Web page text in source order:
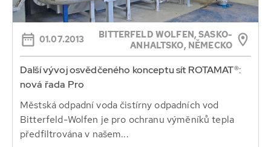
01.07.2013
BITTERFELD WOLFEN, SASKO-
ANHALTSKO, NĚMECKO
Další vývoj osvědčeného konceptu sít ROTAMAT®:
nová řada Pro
Městská odpadní voda čistírny odpadních vod
Bitterfeld-Wolfen je pro ochranu výměníků tepla
předfiltrována v našem...